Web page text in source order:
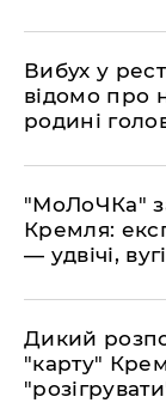
​Вибух у
відомо про
родині
​"МоЛоЧКа"
Кремля:
— удвічі,
​Дикий
"карту"